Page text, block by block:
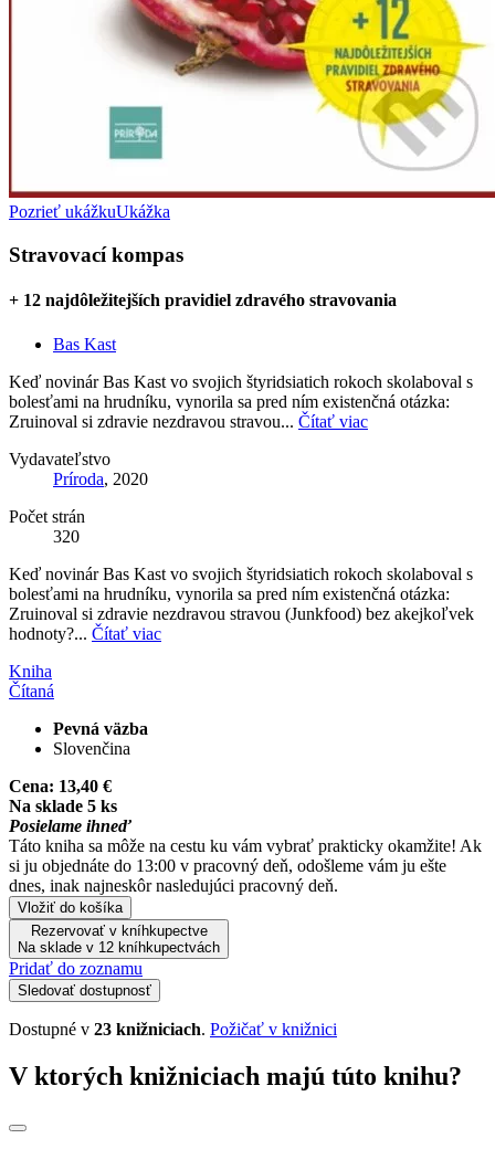
Pozrieť ukážkuUkážka
Stravovací kompas
+ 12 najdôležitejších pravidiel zdravého stravovania
Bas Kast
Keď novinár Bas Kast vo svojich štyridsiatich rokoch skolaboval s
bolesťami na hrudníku, vynorila sa pred ním existenčná otázka:
Zruinoval si zdravie nezdravou stravou... Čítať viac
Vydavateľstvo
Príroda, 2020
Počet strán
320
Keď novinár Bas Kast vo svojich štyridsiatich rokoch skolaboval s
bolesťami na hrudníku, vynorila sa pred ním existenčná otázka:
Zruinoval si zdravie nezdravou stravou (Junkfood) bez akejkoľvek
hodnoty?... Čítať viac
Kniha
Čítaná
Pevná väzba
Slovenčina
Cena: 13,40 €
Na sklade 5 ks
Posielame ihneď
Táto kniha sa môže na cestu ku vám vybrať prakticky okamžite! Ak
si ju objednáte do 13:00 v pracovný deň, odošleme vám ju ešte
dnes, inak najneskôr nasledujúci pracovný deň.
Vložiť do košíka
Rezervovať v kníhkupectve
Na sklade v 12 kníhkupectvách
Pridať do zoznamu
Sledovať dostupnosť
Dostupné v 23 knižniciach. Požičať v knižnici
V ktorých knižniciach majú túto knihu?